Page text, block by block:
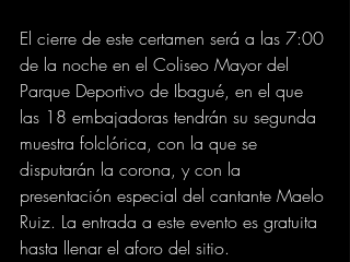
El cierre de este certamen será a las 7:00
de la noche en el Coliseo Mayor del
Parque Deportivo de Ibagué, en el que
las 18 embajadoras tendrán su segunda
muestra folclórica, con la que se
disputarán la corona, y con la
presentación especial del cantante Maelo
Ruiz. La entrada a este evento es gratuita
hasta llenar el aforo del sitio.